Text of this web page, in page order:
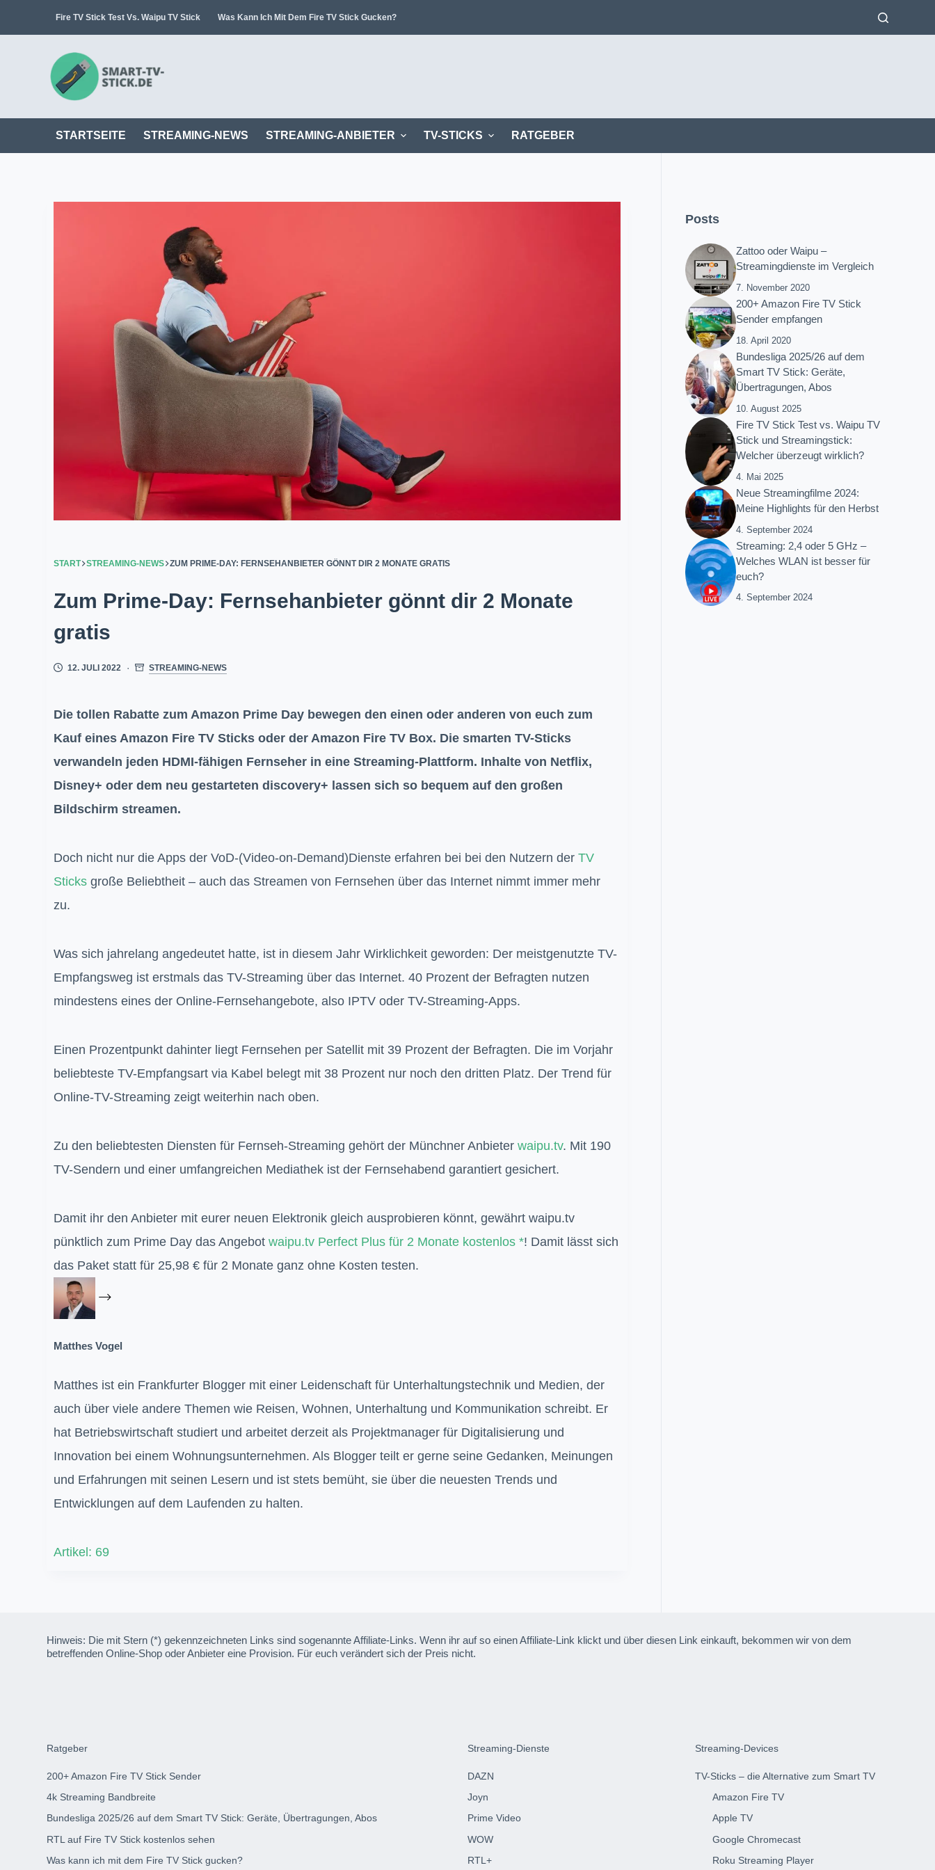
Inhalt
Fire TV Stick Test Vs. Waipu TV Stick Was Kann Ich Mit Dem Fire TV Stick Gucken?
STARTSEITE STREAMING-NEWS STREAMING-ANBIETER TV-STICKS RATGEBER
START STREAMING-NEWS ZUM PRIME-DAY: FERNSEHANBIETER GÖNNT DIR 2 MONATE GRATIS
Zum Prime-Day: Fernsehanbieter gönnt dir 2 Monate
gratis
12. JULI 2022 STREAMING-NEWS
Die tollen Rabatte zum Amazon Prime Day bewegen den einen oder anderen von euch zum
Kauf eines Amazon Fire TV Sticks oder der Amazon Fire TV Box. Die smarten TV-Sticks
verwandeln jeden HDMI-fähigen Fernseher in eine Streaming-Plattform. Inhalte von Netflix,
Disney+ oder dem neu gestarteten discovery+ lassen sich so bequem auf den großen
Bildschirm streamen.
Doch nicht nur die Apps der VoD-(Video-on-Demand)Dienste erfahren bei bei den Nutzern derTV
Sticks große Beliebtheit – auch das Streamen von Fernsehen über das Internet nimmt immer mehr
zu.
Was sich jahrelang angedeutet hatte, ist in diesem Jahr Wirklichkeit geworden: Der meistgenutzte TV-
Empfangsweg ist erstmals das TV-Streaming über das Internet. 40 Prozent der Befragten nutzen
mindestens eines der Online-Fernsehangebote, also IPTV oder TV-Streaming-Apps.
Einen Prozentpunkt dahinter liegt Fernsehen per Satellit mit 39 Prozent der Befragten. Die im Vorjahr
beliebteste TV-Empfangsart via Kabel belegt mit 38 Prozent nur noch den dritten Platz. Der Trend für
Online-TV-Streaming zeigt weiterhin nach oben.
Zu den beliebtesten Diensten für Fernseh-Streaming gehört der Münchner Anbieterwaipu.tv. Mit 190
TV-Sendern und einer umfangreichen Mediathek ist der Fernsehabend garantiert gesichert.
Damit ihr den Anbieter mit eurer neuen Elektronik gleich ausprobieren könnt, gewährt waipu.tv
pünktlich zum Prime Day das Angebot waipu.tv Perfect Plus für 2 Monate kostenlos
! Damit lässt sich
das Paket statt für 25,98 € für 2 Monate ganz ohne Kosten testen.
Matthes Vogel
Matthes ist ein Frankfurter Blogger mit einer Leidenschaft für Unterhaltungstechnik und Medien, der
auch über viele andere Themen wie Reisen, Wohnen, Unterhaltung und Kommunikation schreibt. Er
hat Betriebswirtschaft studiert und arbeitet derzeit als Projektmanager für Digitalisierung und
Innovation bei einem Wohnungsunternehmen. Als Blogger teilt er gerne seine Gedanken, Meinungen
und Erfahrungen mit seinen Lesern und ist stets bemüht, sie über die neuesten Trends und
Entwicklungen auf dem Laufenden zu halten.
Artikel: 69
Posts
Zattoo oder Waipu –
Streamingdienste im Vergleich
7. November 2020
200+ Amazon Fire TV Stick
Sender empfangen
18. April 2020
Bundesliga 2025/26 auf dem
Smart TV Stick: Geräte,
Übertragungen, Abos
10. August 2025
Fire TV Stick Test vs. Waipu TV
Stick und Streamingstick:
Welcher überzeugt wirklich?
4. Mai 2025
Neue Streamingfilme 2024:
Meine Highlights für den Herbst
4. September 2024
Streaming: 2,4 oder 5 GHz –
Welches WLAN ist besser für
euch?
4. September 2024
Hinweis: Die mit Stern (*) gekennzeichneten Links sind sogenannte Affiliate-Links. Wenn ihr auf so einen Affiliate-Link klickt und über diesen Link einkauft, bekommen wir von dem
betreffenden Online-Shop oder Anbieter eine Provision. Für euch verändert sich der Preis nicht.
Ratgeber
200+ Amazon Fire TV Stick Sender
4k Streaming Bandbreite
Bundesliga 2025/26 auf dem Smart TV Stick: Geräte, Übertragungen, Abos
RTL auf Fire TV Stick kostenlos sehen
Was kann ich mit dem Fire TV Stick gucken?
Streaming-Dienste
DAZN
Joyn
Prime Video
WOW
RTL+
Streaming-Devices
TV-Sticks – die Alternative zum Smart TV
Amazon Fire TV
Apple TV
Google Chromecast
Roku Streaming Player